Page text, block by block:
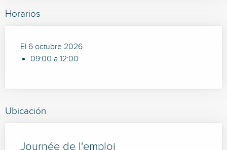
Horarios
El 6 octubre 2026
09:00 a 12:00
Ubicación
Journée de l'emploi